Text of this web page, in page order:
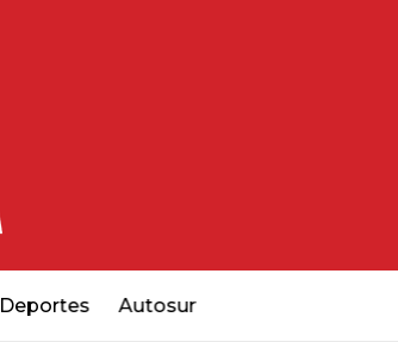
Deportes Autosur